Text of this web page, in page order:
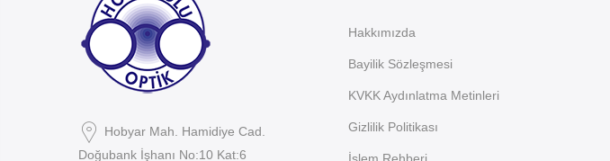
Hobyar Mah. Hamidiye Cad.
Doğubank İşhanı No:10 Kat:6
Hakkımızda
Bayilik Sözleşmesi
KVKK Aydınlatma Metinleri
Gizlilik Politikası